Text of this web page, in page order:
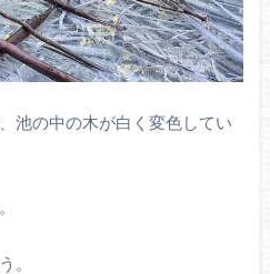
池の中の木が白く変色してい
。